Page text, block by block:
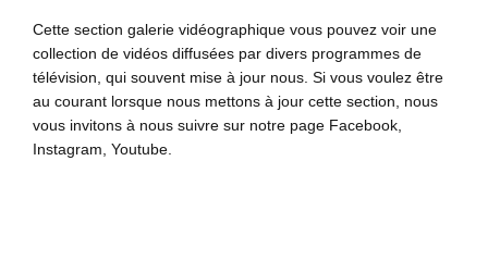
Cette section galerie vidéographique vous pouvez voir une
collection de vidéos diffusées par divers programmes de
télévision, qui souvent mise à jour nous. Si vous voulez être
au courant lorsque nous mettons à jour cette section, nous
vous invitons à nous suivre sur notre page Facebook,
Instagram, Youtube.